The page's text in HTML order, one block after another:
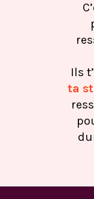
Ils
ta